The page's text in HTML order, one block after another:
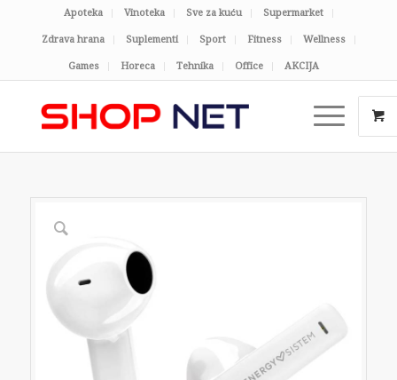
Apoteka Vinoteka Sve za kuću Supermarket
Zdrava hrana Suplementi Sport Fitness Wellness
Games Horeca Tehnika Office AKCIJA